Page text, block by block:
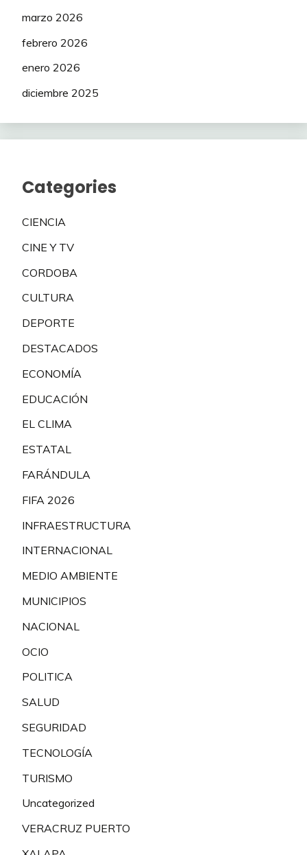
marzo 2026
febrero 2026
enero 2026
diciembre 2025
Categories
CIENCIA
CINE Y TV
CORDOBA
CULTURA
DEPORTE
DESTACADOS
ECONOMÍA
EDUCACIÓN
EL CLIMA
ESTATAL
FARÁNDULA
FIFA 2026
INFRAESTRUCTURA
INTERNACIONAL
MEDIO AMBIENTE
MUNICIPIOS
NACIONAL
OCIO
POLITICA
SALUD
SEGURIDAD
TECNOLOGÍA
TURISMO
Uncategorized
VERACRUZ PUERTO